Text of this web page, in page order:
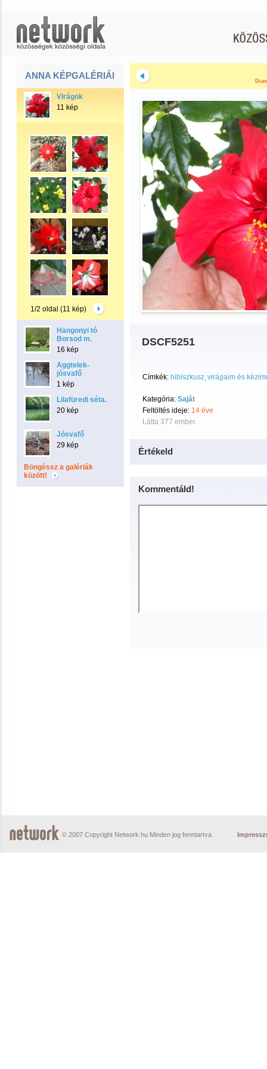
ANNA KÉPGALÉRIÁI
Virágok
11 kép
1/2 oldal (11 kép)
Hangonyi tó
Borsod m.
16 kép
Aggtelek-
jósvafő
1 kép
Lilafüredi séta.
20 kép
Jósvafő
29 kép
Böngéssz a galériák
között!
DSCF5251
Címkék: hibiszkusz virágaim és
Kategória: Saját
Feltöltés ideje: 14 éve
Látta 377 ember.
Értékeld
Kommentáld!
© 2007 Copyright Network.hu Minden jog fenntartva.